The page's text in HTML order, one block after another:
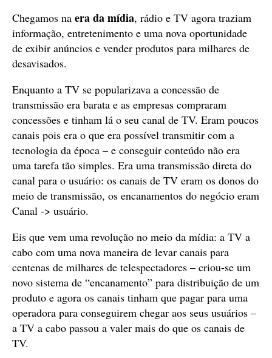
Chegamos na era da mídia, rádio e TV agora traziam
informação, entretenimento e uma nova oportunidade
de exibir anúncios e vender produtos para milhares de
desavisados.
Enquanto a TV se popularizava a concessão de
transmissão era barata e as empresas compraram
concessões e tinham lá o seu canal de TV. Eram poucos
canais pois era o que era possível transmitir com a
tecnologia da época – e conseguir conteúdo não era
uma tarefa tão simples. Era uma transmissão direta do
canal para o usuário: os canais de TV eram os donos do
meio de transmissão, os encanamentos do negócio eram
Canal -> usuário.
Eis que vem uma revolução no meio da mídia: a TV a
cabo com uma nova maneira de levar canais para
centenas de milhares de telespectadores – criou-se um
novo sistema de “encanamento” para distribuição de um
produto e agora os canais tinham que pagar para uma
operadora para conseguirem chegar aos seus usuários –
a TV a cabo passou a valer mais do que os canais de
TV.